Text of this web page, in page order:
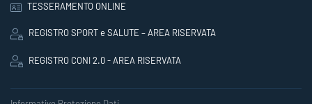
TESSERAMENTO ONLINE
REGISTRO SPORT e SALUTE – AREA RISERVATA
REGISTRO CONI 2.0 - AREA RISERVATA